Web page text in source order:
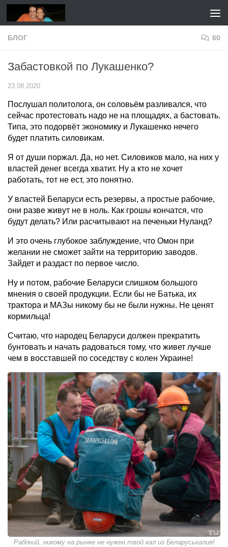
Перейти к содержимому
БЛОГ 60
Забастовкой по Лукашенко?
23.08.2020
Послушал политолога, он соловьём разливался, что
сейчас протестовать надо не на площадях, а бастовать.
Типа, это подорвёт экономику и Лукашенко нечего
будет платить силовикам.
Я от души поржал. Да, но нет. Силовиков мало, на них у
властей денег всегда хватит. Ну а кто не хочет
работать, тот не ест, это понятно.
У властей Беларуси есть резервы, а простые рабочие,
они разве живут не в ноль. Как грошы кончатся, что
будут делать? Или расчитывают на печеньки Нуланд?
И это очень глубокое заблуждение, что Омон при
желании не сможет зайти на территорию заводов.
Зайдет и раздаст по первое число.
Ну и потом, рабочие Беларуси слишком большого
мнения о своей продукции. Если бы не Батька, их
трактора и МАЗы никому бы не были нужны. Не ценят
кормильца!
Считаю, что народец Беларуси должен прекратить
бунтовать и начать радоваться тому, что живет лучше
чем в восставшей по соседству с колен Украине!
Рабочий, никому на рынке не нужен твой кал из Беларуськалия!